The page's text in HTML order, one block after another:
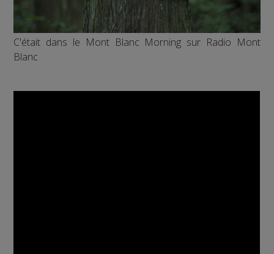
C'était dans le Mont Blanc Morning sur Radio Mont
Blanc